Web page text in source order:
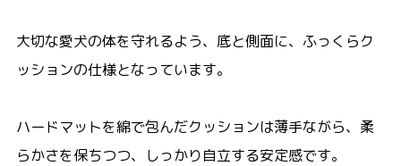
大切な愛犬の体を守れるよう、底と側面に、ふっくらク
ッションの仕様となっています。
ハードマットを綿で包んだクッションは薄手ながら、柔
らかさを保ちつつ、しっかり自立する安定感です。